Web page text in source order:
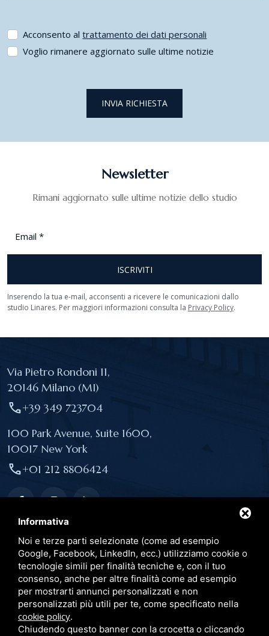
Informativa
Noi e terze parti selezionate (come ad esempio
Google, Facebook, LinkedIn, ecc.) utilizziamo cookie o
tecnologie simili per finalità tecniche e, con il tuo
consenso, anche per altre finalità come ad esempio
per mostrarti annunci personalizzati e non
personalizzati più utili per te, come specificato nella
cookie policy.
Chiudendo questo banner con la crocetta o cliccando
Acconsento altrattamento dei dati personali
Voglio rimanere aggiornato sulle ultime notizie
INVIA RICHIESTA
Newsletter
Rimani aggiornato sulle ultime notizie dello studio
Email *
ISCRIVITI
Inserendo la tua e-mail, acconsenti a ricevere le comunicazioni dallo
studio Linares. Per maggiori informazioni consulta la Privacy Policy.
Via Pietro Rondoni 11,
20146 Milano (MI)
call+39 349 723704
100 Park Avenue, Suite 1600,
10017 New York
call+01 212 8806424
Link utili
Pubblicazioni
Convegni
Blog